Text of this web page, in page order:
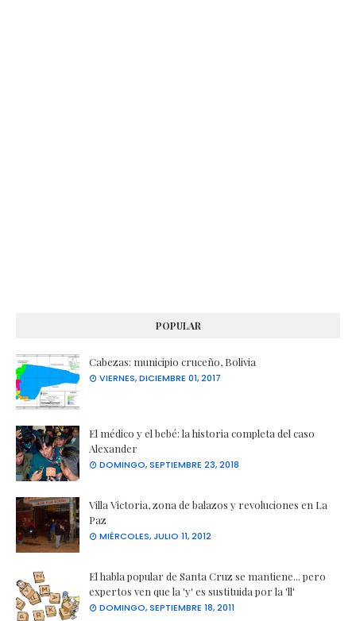
POPULAR
Cabezas: municipio cruceño, Bolivia
VIERNES, DICIEMBRE 01, 2017
El médico y el bebé: la historia completa del caso
Alexander
DOMINGO, SEPTIEMBRE 23, 2018
Villa Victoria, zona de balazos y revoluciones en La
Paz
MIÉRCOLES, JULIO 11, 2012
El habla popular de Santa Cruz se mantiene... pero
expertos ven que la 'y' es sustituida por la 'll'
DOMINGO, SEPTIEMBRE 18, 2011